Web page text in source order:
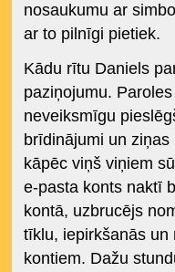
nosaukumu ar
ar to pilnīgi pietiek.
Kādu rītu Daniels
paziņojumu.
neveiksmīgu
brīdinājumi un
kāpēc viņš viņiem
e-pasta konts naktī
kontā, uzbrucējs
tīklu, iepirkšanās un
kontiem. Dažu